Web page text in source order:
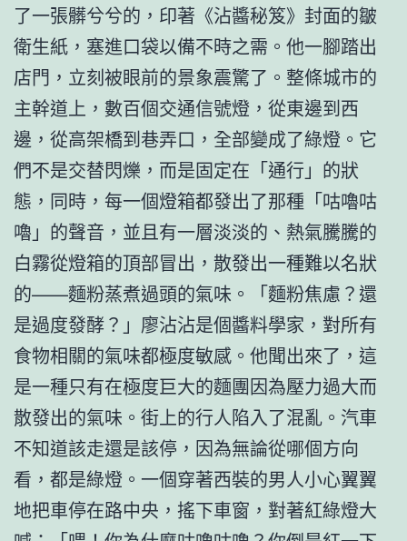
了一張髒兮兮的，印著《沾醬秘笈》封面的皺
衛生紙，塞進口袋以備不時之需。他一腳踏出
店門，立刻被眼前的景象震驚了。整條城市的
主幹道上，數百個交通信號燈，從東邊到西
邊，從高架橋到巷弄口，全部變成了綠燈。它
們不是交替閃爍，而是固定在「通行」的狀
態，同時，每一個燈箱都發出了那種「咕嚕咕
嚕」的聲音，並且有一層淡淡的、熱氣騰騰的
白霧從燈箱的頂部冒出，散發出一種難以名狀
的——麵粉蒸煮過頭的氣味。「麵粉焦慮？還
是過度發酵？」廖沾沾是個醬料學家，對所有
食物相關的氣味都極度敏感。他聞出來了，這
是一種只有在極度巨大的麵團因為壓力過大而
散發出的氣味。街上的行人陷入了混亂。汽車
不知道該走還是該停，因為無論從哪個方向
看，都是綠燈。一個穿著西裝的男人小心翼翼
地把車停在路中央，搖下車窗，對著紅綠燈大